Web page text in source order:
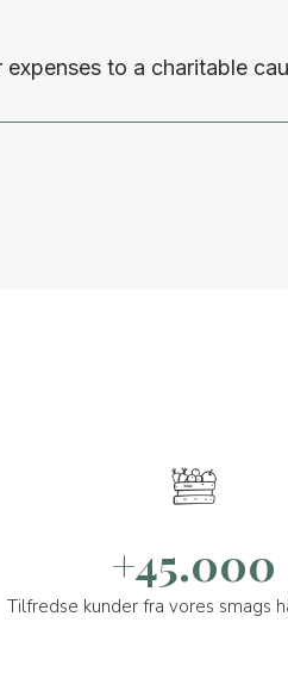
to a charitable
+45.000
Tilfredse kunder fra vores smags